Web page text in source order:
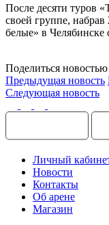
После десяти туров
своей группе,
белые» в
Поделиться новостью
Предыдущая новость
Следующая новость
Личный
Новости
Контакты
Об арене
Магазин